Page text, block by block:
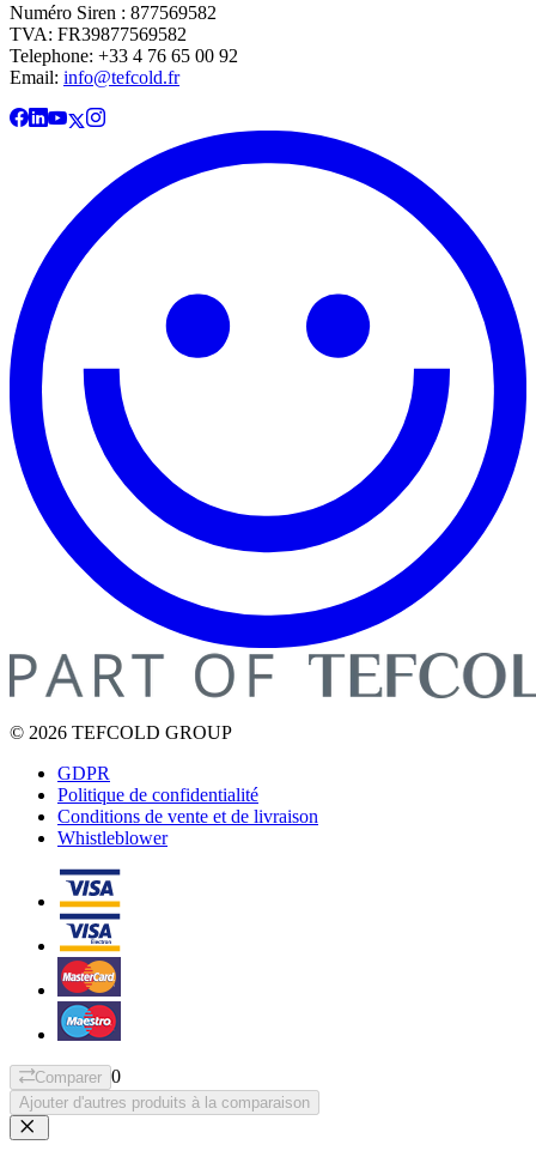
Numéro Siren : 877569582
TVA: FR39877569582
Telephone: +33 4 76 65 00 92
Email: info@tefcold.fr
© 2026 TEFCOLD GROUP
GDPR
Politique de confidentialité
Conditions de vente et de livraison
Whistleblower
Comparer 0
Ajouter d'autres produits à la comparaison